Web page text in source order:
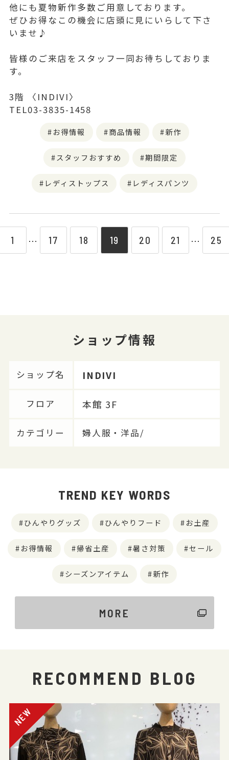
他にも夏物新作多数ご用意しております。
ぜひお得なこの機会に店頭に見にいらして下さ
いませ♪
皆様のご来店をスタッフ一同お待ちしておりま
す。
3階 〈INDIVI〉
TEL03-3835-1458
お得情報 商品情報 新作
スタッフおすすめ 期間限定
レディストップス レディスパンツ
1 ⋯ 17 18 19 20 21 ⋯ 25
ショップ情報
ショップ名 INDIVI
フロア 本館 3F
カテゴリー 婦人服・洋品/
TREND KEY WORDS
ひんやりグッズ ひんやりフード お土産
お得情報 帰省土産 暑さ対策 セール
シーズンアイテム 新作
MORE
RECOMMEND BLOG